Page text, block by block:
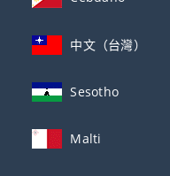
中文（台灣）
Sesotho
Malti